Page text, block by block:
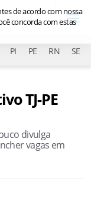
PI PE RN SE
TJ-PE
divulga
vagas em
de acordo com nossa
concorda com estas